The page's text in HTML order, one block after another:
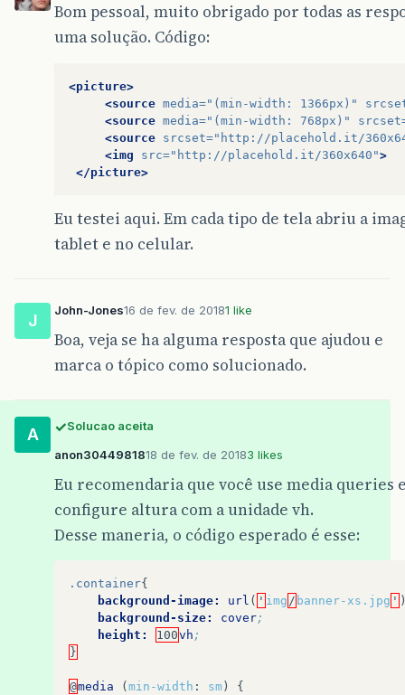
Bom pessoal, muito obrigado por todas as
uma solução. Código:
<picture>
<source media="(min-width: 1366px)"
<source media="(min-width: 768px)"
<source srcset="http://placehold.it/
<img
src="http://placehold.it/360x640">
</picture>
Eu testei aqui. Em cada tipo de tela abriu a
tablet e no celular.
J
John-Jones16 de fev. de 20181 like
Boa, veja se ha alguma resposta que ajudou e
marca o tópico como solucionado.
A
Solucao aceita
anon3044981818 de fev. de 20183 likes
Eu recomendaria que você use media queries
configure altura com a unidade vh.
Desse maneria, o código esperado é esse:
.container{
background-image:
url ( ' img / banner-xs.jpg '
background-size:
cover;
height:
100vh ;
}
@media ( min-width : sm )
{